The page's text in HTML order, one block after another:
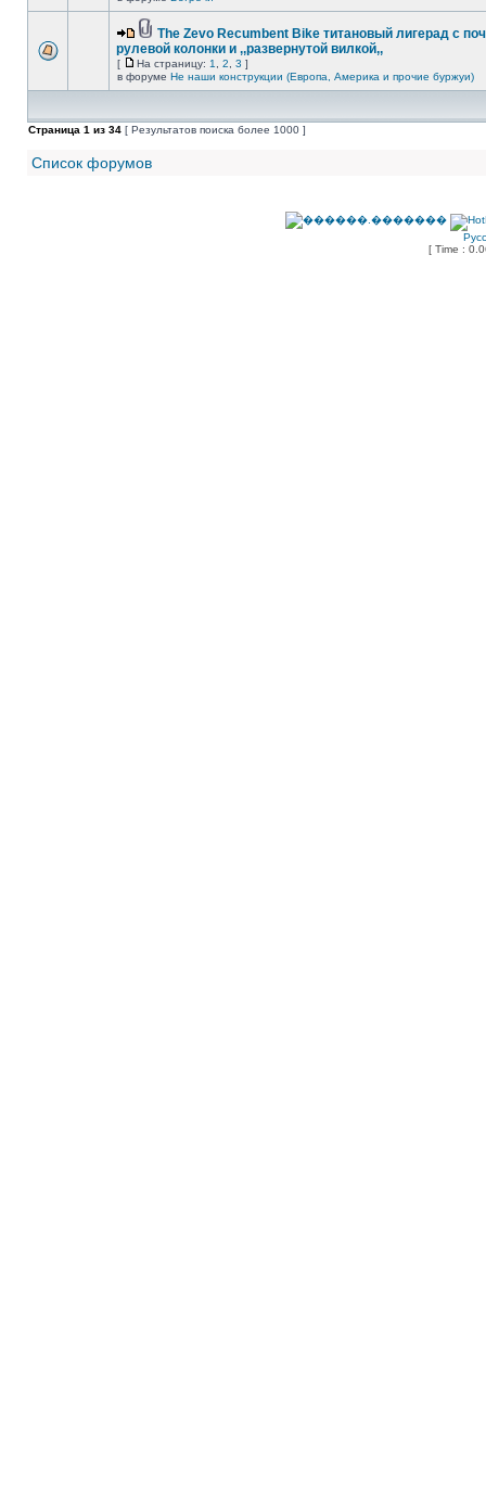
The Zevo Recumbent Bike титановый лигерад с
рулевой колонки и ,,развернутой вилкой,,
[ На страницу: 1 2 3 ]
в форуме Не наши конструкции (Европа, Америка и прочие буржуи)
Страница 1 из 34 [ Результатов поиска более 1000 ]
Список форумов
[ Time :